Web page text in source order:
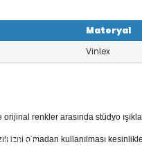
Materyal
Vinlex
renkler arasında stüdyo
izni olmadan kullanılması